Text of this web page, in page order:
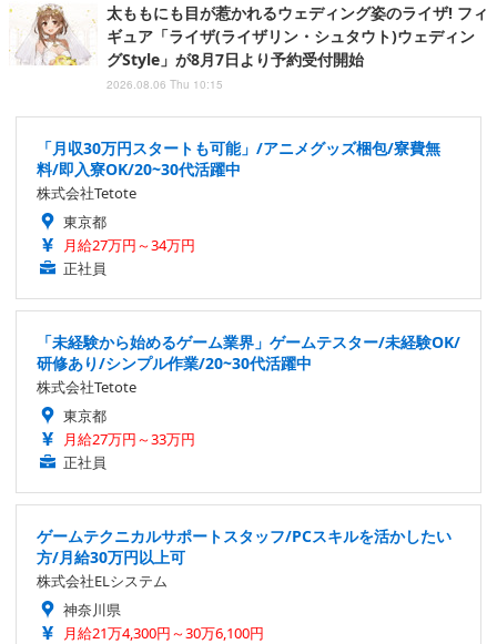
太ももにも目が惹かれるウェディング姿のライザ! フィ
ギュア「ライザ(ライザリン・シュタウト)ウェディン
グStyle」が8月7日より予約受付開始
2026.08.06 Thu 10:15
「月収30万円スタートも可能」/アニメグッズ梱包/寮費無
料/即入寮OK/20~30代活躍中
株式会社Tetote
東京都
月給27万円～34万円
正社員
「未経験から始めるゲーム業界」ゲームテスター/未経験OK/
研修あり/シンプル作業/20~30代活躍中
株式会社Tetote
東京都
月給27万円～33万円
正社員
ゲームテクニカルサポートスタッフ/PCスキルを活かしたい
方/月給30万円以上可
株式会社ELシステム
神奈川県
月給21万4,300円～30万6,100円